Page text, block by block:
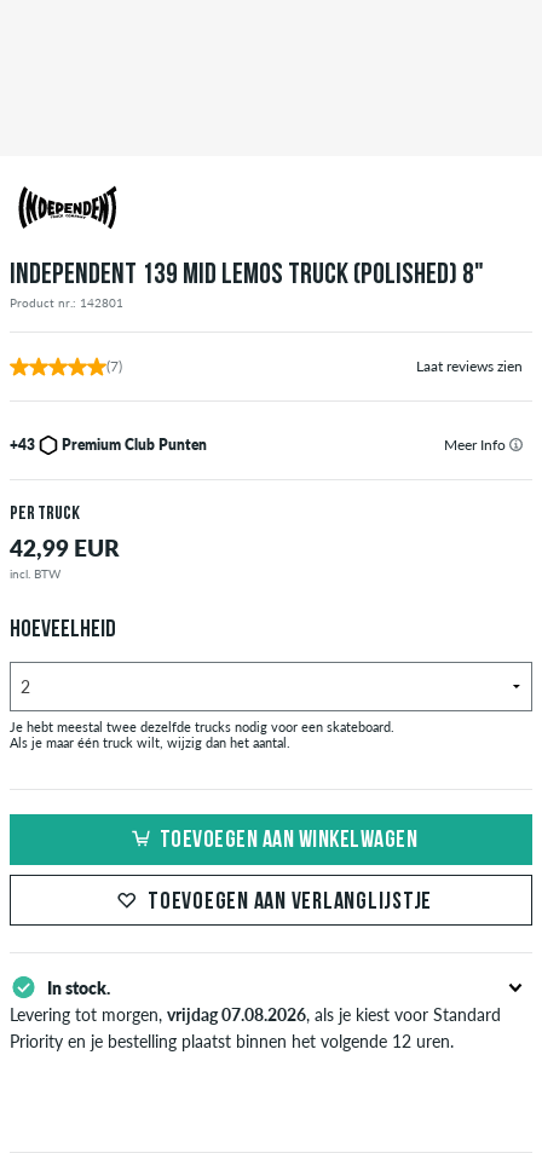
INDEPENDENT 139 MID LEMOS TRUCK (POLISHED) 8"
Product nr.: 142801
(7) Laat reviews zien
+43 Premium Club Punten Meer Info
per truck
42,99 EUR
incl. BTW
HOEVEELHEID
Je hebt meestal twee dezelfde trucks nodig voor een skateboard.
Als je maar één truck wilt, wijzig dan het aantal.
TOEVOEGEN AAN WINKELWAGEN
TOEVOEGEN AAN VERLANGLIJSTJE
In stock.
Levering tot morgen, vrijdag 07.08.2026, als je kiest voor Standard
Priority en je bestelling plaatst binnen het volgende 12 uren.